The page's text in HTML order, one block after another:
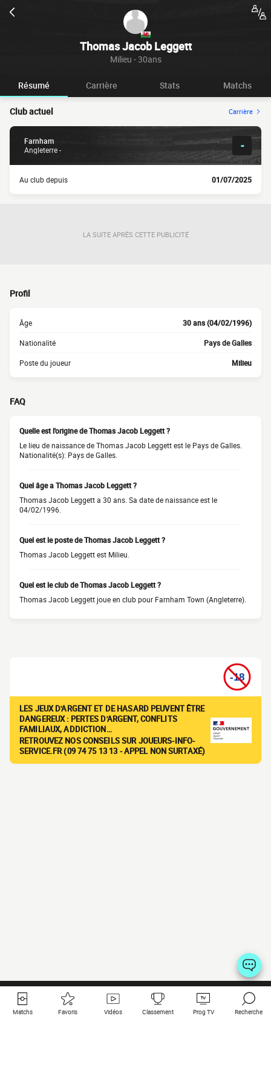
Thomas Jacob Leggett
Milieu - 30ans
Résumé Carrière Stats Matchs
Club actuel Carrière
Farnham
Angleterre -
-
Au club depuis 01/07/2025
LA SUITE APRÈS CETTE PUBLICITÉ
Profil
Âge 30 ans (04/02/1996)
Nationalité Pays de Galles
Poste du joueur Milieu
FAQ
Quelle est l'origine de Thomas Jacob Leggett ?
Le lieu de naissance de Thomas Jacob Leggett est le Pays de Galles.
Nationalité(s): Pays de Galles.
Quel âge a Thomas Jacob Leggett ?
Thomas Jacob Leggett a 30 ans. Sa date de naissance est le
04/02/1996.
Quel est le poste de Thomas Jacob Leggett ?
Thomas Jacob Leggett est Milieu.
Quel est le club de Thomas Jacob Leggett ?
Thomas Jacob Leggett joue en club pour Farnham Town (Angleterre).
LES JEUX D'ARGENT ET DE HASARD PEUVENT ÊTRE
DANGEREUX : PERTES D'ARGENT, CONFLITS
FAMILIAUX, ADDICTION…
RETROUVEZ NOS CONSEILS SUR JOUEURS-INFO-
SERVICE.FR (09 74 75 13 13 - APPEL NON SURTAXÉ)
Matchs Favoris Vidéos Classement Prog TV Recherche